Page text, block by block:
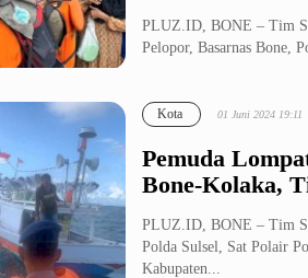
PLUZ.ID, BONE – Tim
Pelopor, Basarnas Bone,
Pemuda
Bone-Kolaka,
Kota 01 Juni 2024 19:11
PLUZ.ID, BONE – Tim
Polda Sulsel, Sat Polair
Kabupaten...